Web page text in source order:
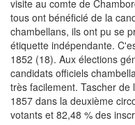
visite au comte de
tous ont bénéficié de la
chambellans, ils ont pu se
étiquette indépendante.
1852 (18). Aux élections
candidats officiels
très facilement. Tascher
1857 dans la deuxième
votants et 82,48 % des